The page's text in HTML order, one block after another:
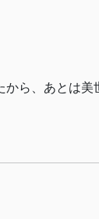
ら、あとは